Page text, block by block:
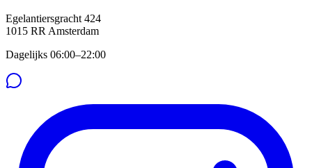
Egelantiersgracht 424
1015 RRAmsterdam
Dagelijks 06:00–22:00